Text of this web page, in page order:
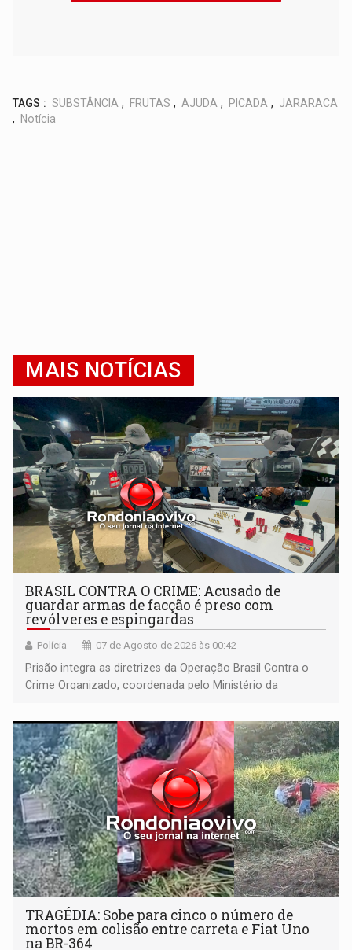
TAGS : SUBSTÂNCIA , FRUTAS , AJUDA , PICADA , JARARACA
,
Notícia
MAIS NOTÍCIAS
BRASIL CONTRA O CRIME: Acusado de
guardar armas de facção é preso com
revólveres e espingardas
Polícia 07 de Agosto de 2026 às 00:42
Prisão integra as diretrizes da Operação Brasil Contra o
Crime Organizado, coordenada pelo Ministério da
TRAGÉDIA: Sobe para cinco o número de
mortos em colisão entre carreta e Fiat Uno
na BR-364